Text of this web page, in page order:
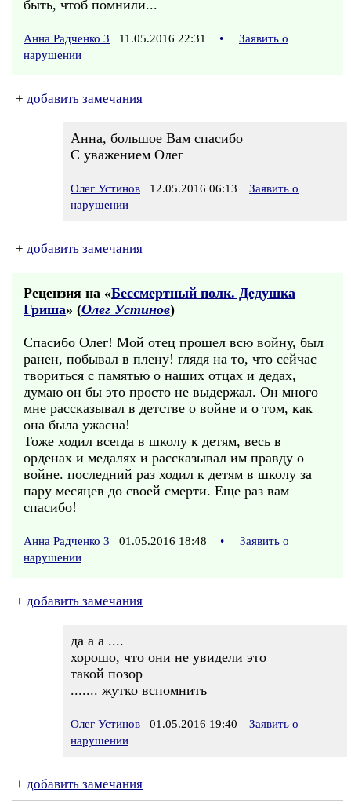
быть, чтоб помнили...
Анна Радченко 3 11.05.2016 22:31 •
Заявить о
нарушении
+ добавить замечания
Анна, большое Вам спасибо
С уважением Олег
Олег Устинов 12.05.2016 06:13
Заявить о
нарушении
+ добавить замечания
Рецензия на «Бессмертный полк. Дедушка
Гриша» (Олег Устинов)
Спасибо Олег! Мой отец прошел всю войну, был
ранен, побывал в плену! глядя на то, что сейчас
твориться с памятью о наших отцах и дедах,
думаю он бы это просто не выдержал. Он много
мне рассказывал в детстве о войне и о том, как
она была ужасна!
Тоже ходил всегда в школу к детям, весь в
орденах и медалях и рассказывал им правду о
войне. последний раз ходил к детям в школу за
пару месяцев до своей смерти. Еще раз вам
спасибо!
Анна Радченко 3 01.05.2016 18:48 •
Заявить о
нарушении
+ добавить замечания
да а а ....
хорошо, что они не увидели это
такой позор
....... жутко вспомнить
Олег Устинов 01.05.2016 19:40
Заявить о
нарушении
+ добавить замечания